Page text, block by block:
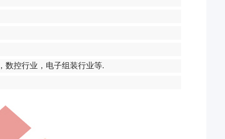
数控行业，电子组装行业等.